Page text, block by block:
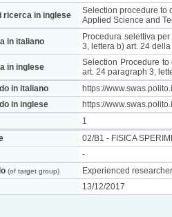
ricerca in inglese
Selection procedure to
Applied Science and
in italiano
Procedura selettiva
3, lettera b) art. 24
in inglese
Selection Procedure to
art. 24 paragraph 3,
in italiano
https://
in inglese
https://
1
02/B1 - FISICA
-
(of target group)
Experienced
13/12/2017